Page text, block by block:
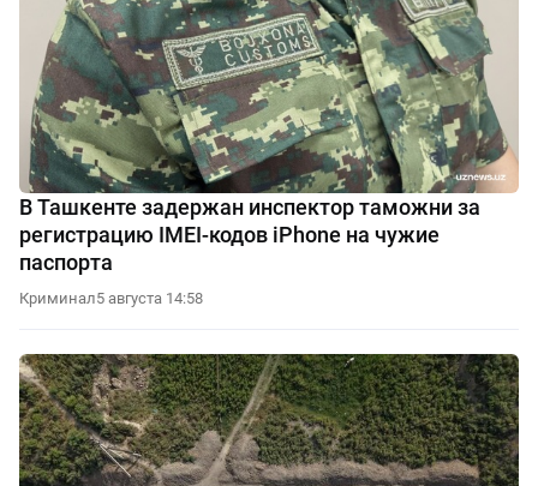
В Ташкенте задержан инспектор таможни за
регистрацию IMEI-кодов iPhone на чужие
паспорта
Криминал5 августа 14:58